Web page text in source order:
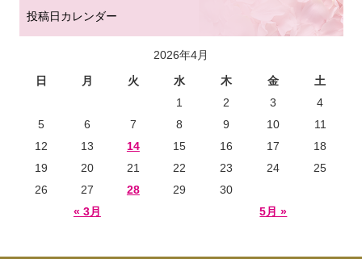
投稿日カレンダー
2026年4月
日
月 火 水 木 金 土
« 3月 5月 »
1 2 3
4
5
6 7 8 9 10
11
12
13 14 15 16 17
18
19
20 21 22 23 24
25
26
27 28 29 30